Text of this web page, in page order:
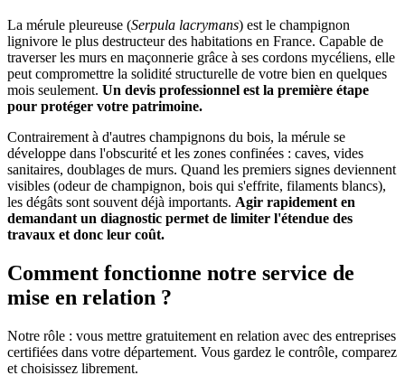
La mérule pleureuse (Serpula lacrymans) est le champignon
lignivore le plus destructeur des habitations en France. Capable de
traverser les murs en maçonnerie grâce à ses cordons mycéliens, elle
peut compromettre la solidité structurelle de votre bien en quelques
mois seulement. Un devis professionnel est la première étape
pour protéger votre patrimoine.
Contrairement à d'autres champignons du bois, la mérule se
développe dans l'obscurité et les zones confinées : caves, vides
sanitaires, doublages de murs. Quand les premiers signes deviennent
visibles (odeur de champignon, bois qui s'effrite, filaments blancs),
les dégâts sont souvent déjà importants. Agir rapidement en
demandant un diagnostic permet de limiter l'étendue des
travaux et donc leur coût.
Comment fonctionne notre service de
mise en relation ?
Notre rôle : vous mettre gratuitement en relation avec des entreprises
certifiées dans votre département. Vous gardez le contrôle, comparez
et choisissez librement.